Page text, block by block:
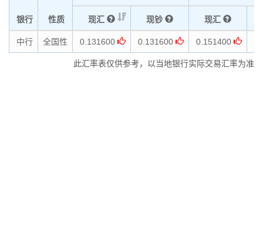
银行 性质 现汇 现钞 现汇
中行 全国性 0.131600 0.131600 0.151400
此汇率表仅供参考，以当地银行实际交易汇率为准